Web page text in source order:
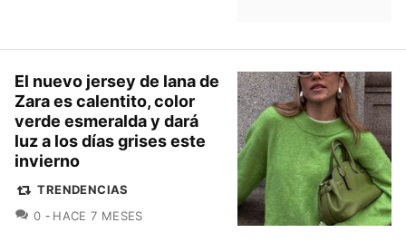
El nuevo jersey de lana de
Zara es calentito, color
verde esmeralda y dará
luz a los días grises este
invierno
TRENDENCIAS
0 COMENTARIOS
HACE 7 MESES